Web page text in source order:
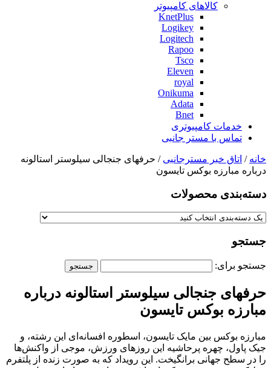
کالاهای کامپیوتر
KnetPlus
Logikey
Logitech
Rapoo
Tsco
Eleven
royal
Onikuma
Adata
Bnet
خدمات کامپیوتری
تماس با مستر جانبی
خانه / اتاق خبر مسترجانبی / حرفهای جنجالی سیلوستر استالونه
درباره مبارزه بوکس تایسون
دسته‌بندی‌ محصولات
جستجو
جستجو برای:
حرفهای جنجالی سیلوستر استالونه درباره
مبارزه بوکس تایسون
مبارزه بوکس بین مایک تایسون، اسطوره افسانه‌ای این رشته، و
جیک پاول، چهره پرحاشیه این روزهای ورزش، موجی از واکنش‌ها
را در سطح جهانی برانگیخت. این رویداد که به صورت زنده از پلتفرم